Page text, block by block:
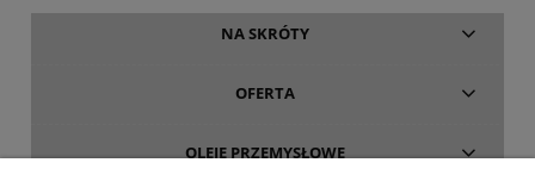
NA SKRÓTY
OFERTA
OLEJE PRZEMYSŁOWE